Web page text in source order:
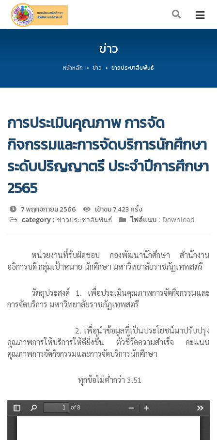
ข่าว
หน้าหลัก ข่าว ข่าวประชาสัมพันธ์
การประเมินคุณภาพ การจัด
กิจกรรมและการจัดบริการนักศึกษา
ระดับปริญญาตรี ประจำปีการศึกษา
2565
7 พฤศจิกายน 2566 เข้าชม 7,423 ครั้ง
category : ข่าวประชาสัมพันธ์ ไฟล์แนบ : Download
หน่วยงานที่รับผิดชอบ กองพัฒนานักศึกษา สำนักงาน
อธิการบดี กลุ่มเป้าหมาย นักศึกษา มหาวิทยาลัยราชภัฏเทพสตรี
วัตถุประสงค์ 1. เพื่อประเมินคุณภาพการจัดกิจกรรมและ
การจัดบริการ มหาวิทยาลัยราชภัฏเทพสตรี
2. เพื่อนำข้อมูลที่เป็นประโยชน์มาปรับปรุง
คุณภาพการให้บริการให้ดียิ่งขึ้น ตัวชี้วัดความสำเร็จ คะแนน
คุณภาพการจัดกิจกรรมและการจัดบริการนักศึกษา
ทุกข้อไม่ต่ำกว่า 3.51